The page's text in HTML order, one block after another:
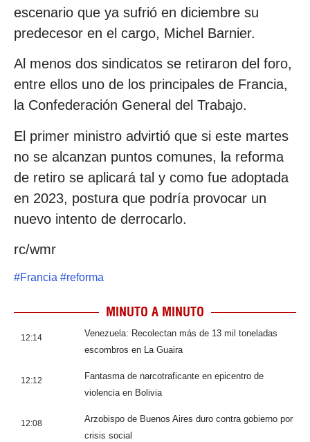
escenario que ya sufrió en diciembre su
predecesor en el cargo, Michel Barnier.
Al menos dos sindicatos se retiraron del foro,
entre ellos uno de los principales de Francia,
la Confederación General del Trabajo.
El primer ministro advirtió que si este martes
no se alcanzan puntos comunes, la reforma
de retiro se aplicará tal y como fue adoptada
en 2023, postura que podría provocar un
nuevo intento de derrocarlo.
rc/wmr
#Francia #reforma
MINUTO A MINUTO
12:14
Venezuela: Recolectan más de 13 mil toneladas
escombros en La Guaira
12:12
Fantasma de narcotraficante en epicentro de
violencia en Bolivia
12:08
Arzobispo de Buenos Aires duro contra gobierno por
crisis social